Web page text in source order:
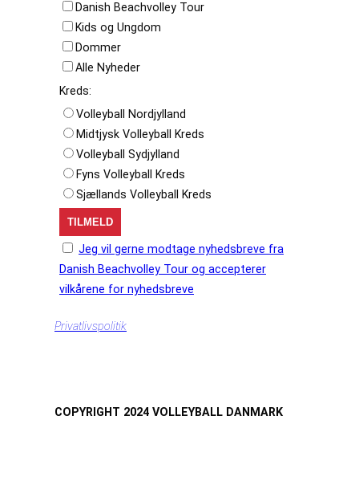
Danish Beachvolley Tour
Kids og Ungdom
Dommer
Alle Nyheder
Kreds:
Volleyball Nordjylland
Midtjysk Volleyball Kreds
Volleyball Sydjylland
Fyns Volleyball Kreds
Sjællands Volleyball Kreds
Jeg vil gerne modtage nyhedsbreve fra
Danish Beachvolley Tour og accepterer
vilkårene for nyhedsbreve
Privatlivspolitik
COPYRIGHT 2024 VOLLEYBALL DANMARK